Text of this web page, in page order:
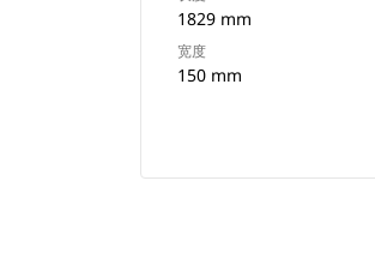
1829 mm
宽度
150 mm